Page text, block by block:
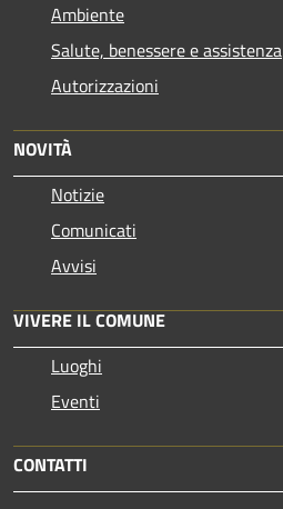
Ambiente
Salute, benessere e assistenza
Autorizzazioni
NOVITÀ
Notizie
Comunicati
Avvisi
VIVERE IL COMUNE
Luoghi
Eventi
CONTATTI